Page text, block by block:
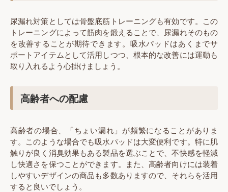
尿漏れ対策としては骨盤底筋トレーニングも有効です。この
トレーニングによって筋肉を鍛えることで、尿漏れそのもの
を改善することが期待できます。吸水パッドはあくまでサ
ポートアイテムとして活用しつつ、根本的な改善には運動も
取り入れるよう心掛けましょう。
高齢者への配慮
高齢者の場合、「ちょい漏れ」が頻繁になることがありま
す。このような場合でも吸水パッドは大変便利です。特に肌
触りが良く消臭効果もある製品を選ぶことで、不快感を軽減
し快適さを保つことができます。また、高齢者向けには装着
しやすいデザインの商品も多数ありますので、それらを活用
すると良いでしょう。